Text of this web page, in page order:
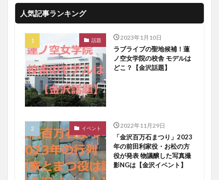
人気記事ランキング
話題 2023年1月10日
ラブライブの聖地候補！蓮
ノ空女学院の校舎 モデルは
どこ？【金沢話題】
イベント 2022年11月29日
「金沢百万石まつり」2023
年の前田利家役・お松の方
役が発表 物議醸した写真撮
影NGは【金沢イベント】